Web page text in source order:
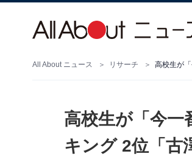
All About ニュース リサーチ 高校生が
高校生が「今
キング 2位「古